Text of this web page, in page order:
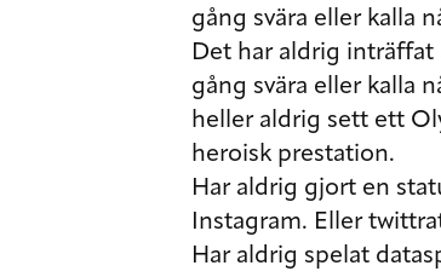
gång svära eller kalla
Det har aldrig
gång svära eller kalla
heller aldrig sett ett
heroisk prestation.
Har aldrig gjort en
Instagram. Eller
Har aldrig spelat